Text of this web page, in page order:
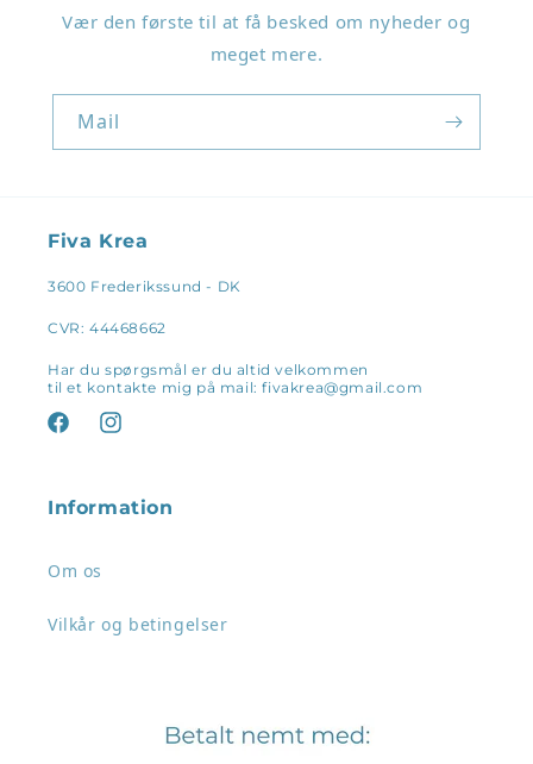
Vær den første til at få besked om nyheder og
meget mere.
Mail
Fiva Krea
3600 Frederikssund - DK
CVR: 44468662
Har du spørgsmål er du altid velkommen
til et kontakte mig på mail: fivakrea@gmail.com
FacebookInstagram
Information
Om os
Vilkår og betingelser
Log ind på din konto for at tilføje produkter til
din ønskeliste og se dine tidligere gemte varer.
Log ind